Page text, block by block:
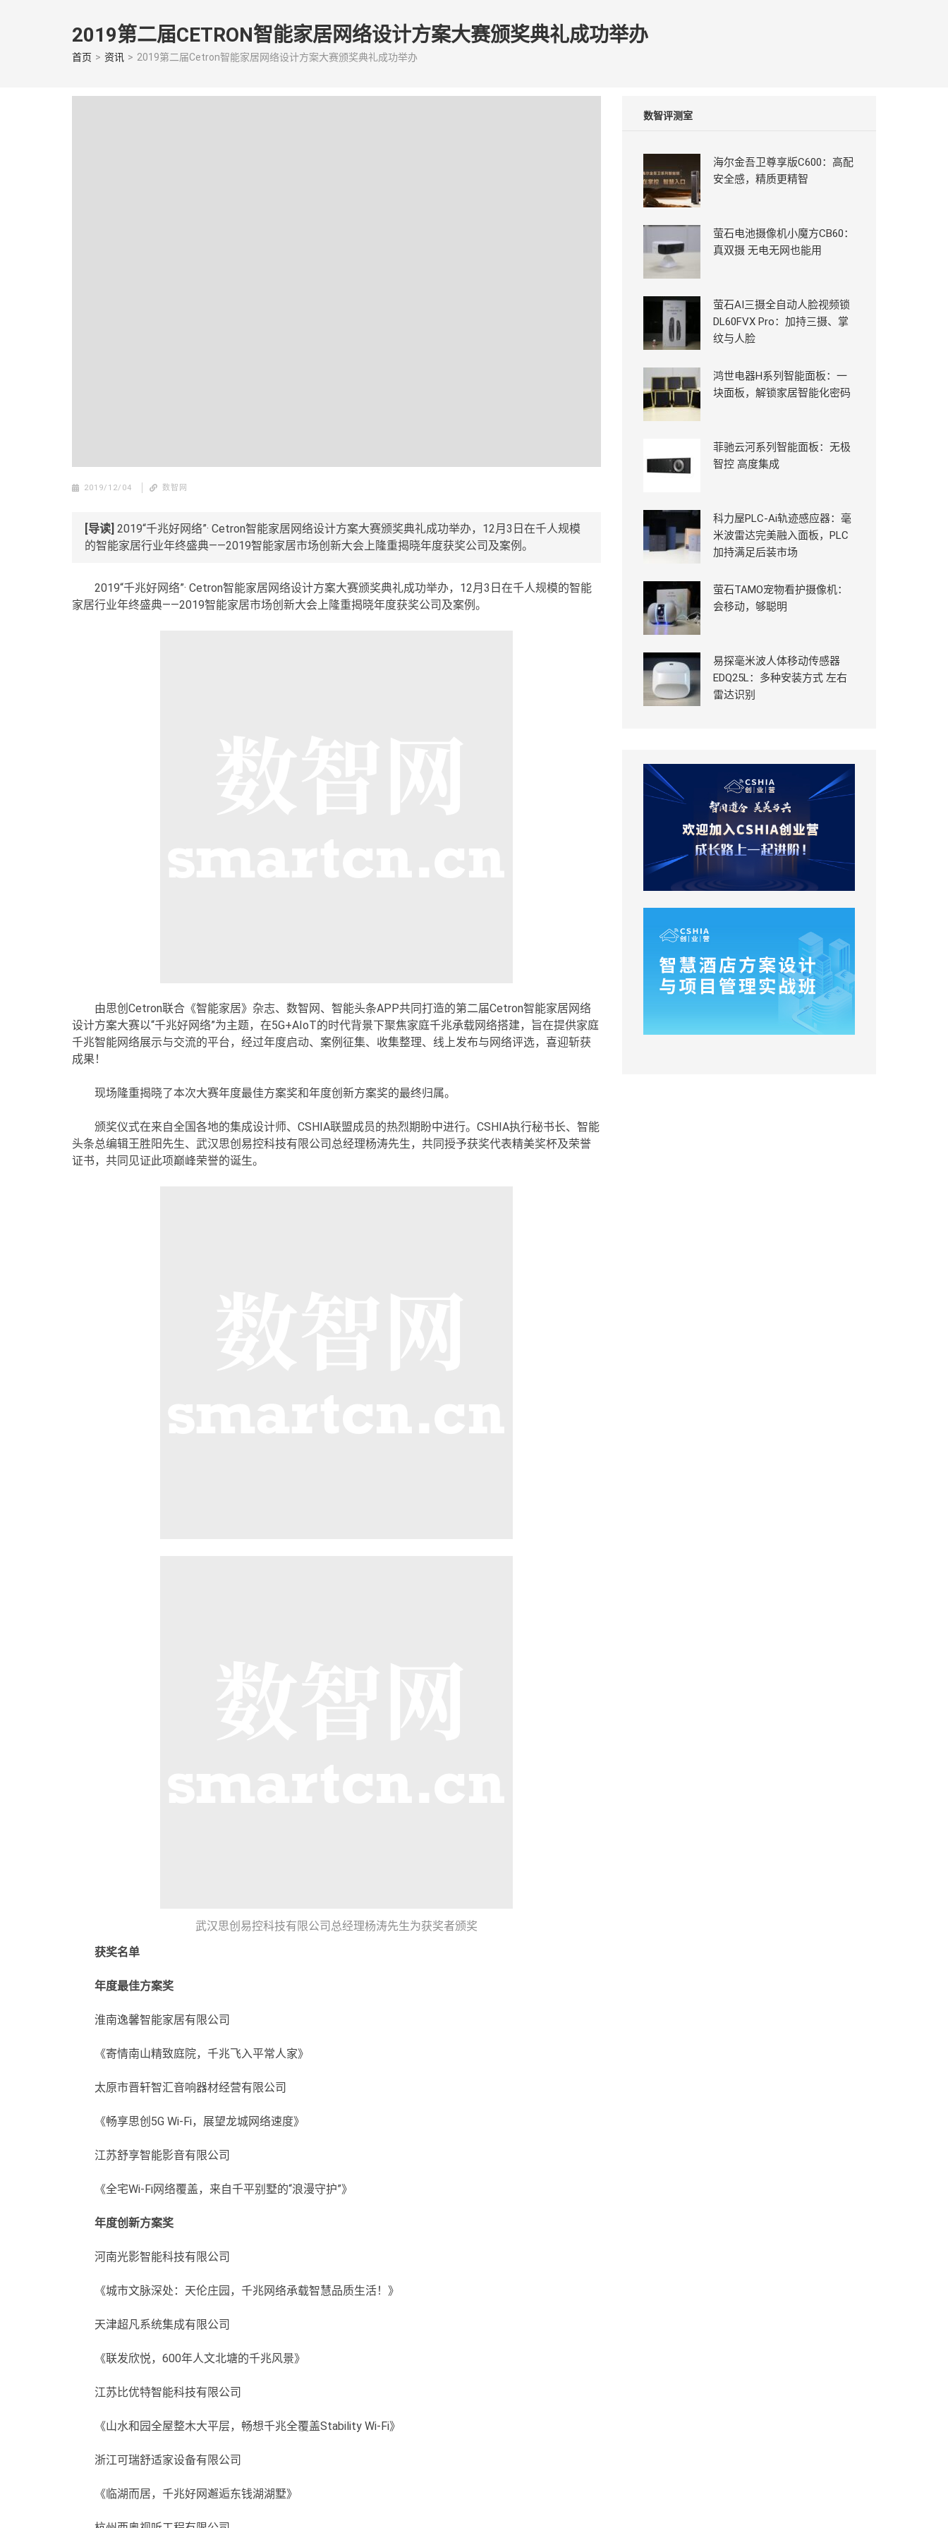
2019第二届CETRON智能家居网络设计方案大赛颁奖典礼成功举办
首页 > 资讯 > 2019第二届Cetron智能家居网络设计方案大赛颁奖典礼成功举办
2019/12/04 数智网
[导读] 2019“千兆好网络”· Cetron智能家居网络设计方案大赛颁奖典礼成功举办，12月3日在千人规模
的智能家居行业年终盛典——2019智能家居市场创新大会上隆重揭晓年度获奖公司及案例。
2019“千兆好网络”· Cetron智能家居网络设计方案大赛颁奖典礼成功举办，12月3日在千人规模的智能
家居行业年终盛典——2019智能家居市场创新大会上隆重揭晓年度获奖公司及案例。
由思创Cetron联合《智能家居》杂志、数智网、智能头条APP共同打造的第二届Cetron智能家居网络
设计方案大赛以“千兆好网络”为主题，在5G+AIoT的时代背景下聚焦家庭千兆承载网络搭建，旨在提供家庭
千兆智能网络展示与交流的平台，经过年度启动、案例征集、收集整理、线上发布与网络评选，喜迎斩获
成果！
现场隆重揭晓了本次大赛年度最佳方案奖和年度创新方案奖的最终归属。
颁奖仪式在来自全国各地的集成设计师、CSHIA联盟成员的热烈期盼中进行。CSHIA执行秘书长、智能
头条总编辑王胜阳先生、武汉思创易控科技有限公司总经理杨涛先生，共同授予获奖代表精美奖杯及荣誉
证书，共同见证此项巅峰荣誉的诞生。
武汉思创易控科技有限公司总经理杨涛先生为获奖者颁奖
获奖名单
年度最佳方案奖
淮南逸馨智能家居有限公司
《寄情南山精致庭院，千兆飞入平常人家》
太原市晋轩智汇音响器材经营有限公司
《畅享思创5G Wi-Fi，展望龙城网络速度》
江苏舒享智能影音有限公司
《全宅Wi-Fi网络覆盖，来自千平别墅的“浪漫守护”》
年度创新方案奖
河南光影智能科技有限公司
《城市文脉深处：天伦庄园，千兆网络承载智慧品质生活！》
天津超凡系统集成有限公司
《联发欣悦，600年人文北塘的千兆风景》
江苏比优特智能科技有限公司
《山水和园全屋整木大平层，畅想千兆全覆盖Stability Wi-Fi》
浙江可瑞舒适家设备有限公司
《临湖而居，千兆好网邂逅东钱湖湖墅》
数智评测室
海尔金吾卫尊享版C600：高配
安全感，精质更精智
萤石电池摄像机小魔方CB60：
真双摄 无电无网也能用
萤石AI三摄全自动人脸视频锁
DL60FVX Pro：加持三摄、掌
纹与人脸
鸿世电器H系列智能面板：一
块面板，解锁家居智能化密码
菲驰云河系列智能面板：无极
智控 高度集成
科力屋PLC-Ai轨迹感应器：毫
米波雷达完美融入面板，PLC
加持满足后装市场
萤石TAMO宠物看护摄像机：
会移动，够聪明
易探毫米波人体移动传感器
EDQ25L：多种安装方式 左右
雷达识别